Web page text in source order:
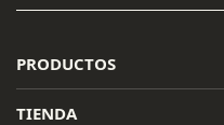
PRODUCTOS
TIENDA